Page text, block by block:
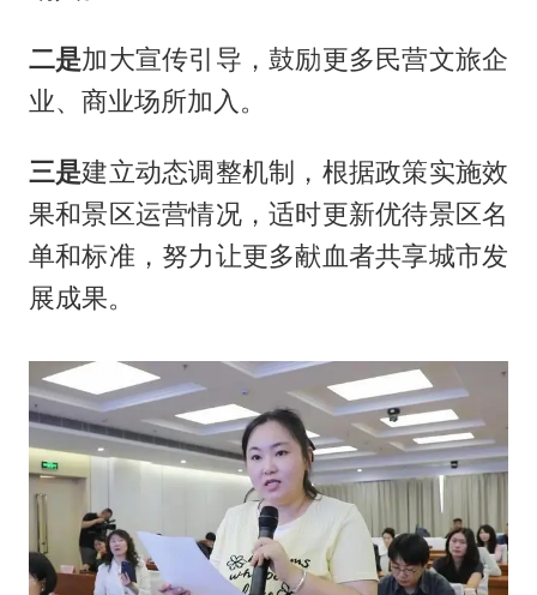
二是加大宣传引导，鼓励更多民营文旅企
业、商业场所加入。
三是建立动态调整机制，根据政策实施效
果和景区运营情况，适时更新优待景区名
单和标准，努力让更多献血者共享城市发
展成果。